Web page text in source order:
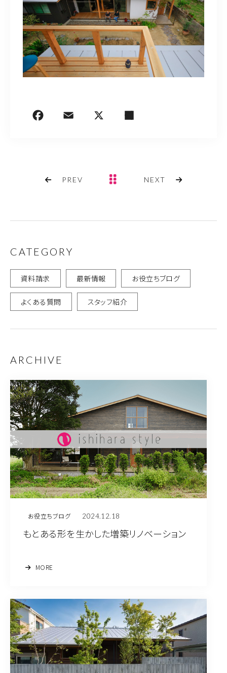
PREV NEXT
CATEGORY
資料請求 最新情報 お役立ちブログ
よくある質問 スタッフ紹介
ARCHIVE
お役立ちブログ 2024.12.18
もとある形を生かした増築リノベーション
MORE